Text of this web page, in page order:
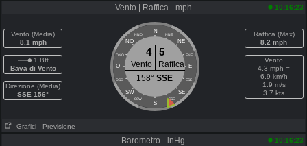
Vento | Raffica - mph 10:16:23
Vento (Media)
8.1 mph
1 Bft
Bava di Vento
Direzione (Media)
SSE 156°
N
NNO NNE
NO NE
ONO ENE
O E
OSO ESE
SW SE
SSW SSE
S
4 5
Vento
Raffica
158°SSE
Raffica (Max)
8.2 mph
Vento
4.3 mph =
6.9 km/h
1.9 m/s
3.7 kts
Grafici - Previsione
Barometro - inHg 10:16:23